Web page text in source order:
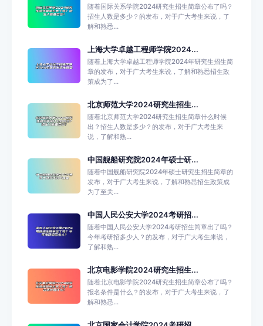
随着国际关系学院2024研究生招生简章公布了吗？
招生人数是多少？的发布，对于广大考生来说，了
解和熟悉...
上海大学卓越工程师学院2024...
随着上海大学卓越工程师学院2024年研究生招生简
章的发布，对于广大考生来说，了解和熟悉招生政
策成为了...
北京师范大学2024研究生招生...
随着北京师范大学2024研究生招生简章什么时候
出？招生人数是多少？的发布，对于广大考生来
说，了解和熟...
中国舰船研究院2024年硕士研...
随着中国舰船研究院2024年硕士研究生招生简章的
发布，对于广大考生来说，了解和熟悉招生政策成
为了至关...
中国人民公安大学2024考研招...
随着中国人民公安大学2024考研招生简章出了吗？
今年考研招多少人？的发布，对于广大考生来说，
了解和熟...
北京电影学院2024研究生招生...
随着北京电影学院2024研究生招生简章公布了吗？
报名条件是什么？的发布，对于广大考生来说，了
解和熟悉...